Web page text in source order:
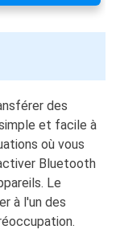
des
et facile à
où vous
Bluetooth
Le
à l'un des